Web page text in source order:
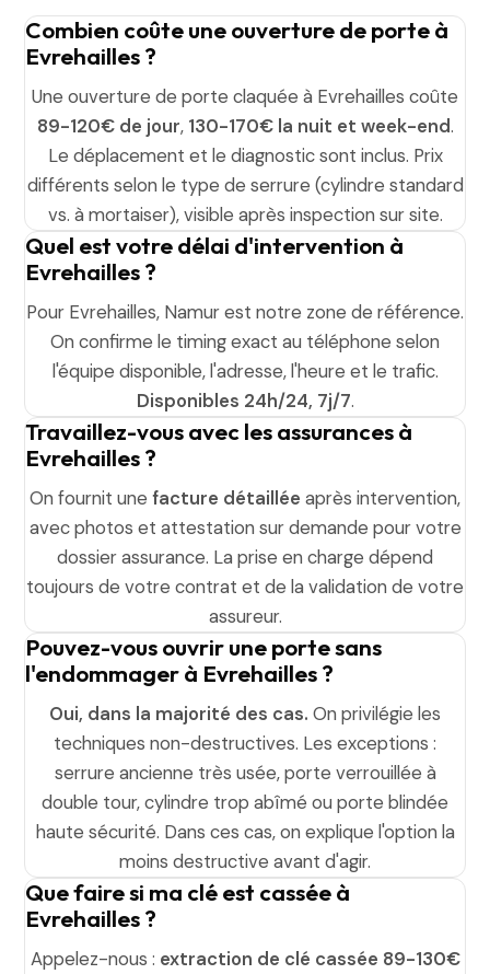
Combien coûte une ouverture de porte à
Evrehailles ?
Une ouverture de porte claquée à Evrehailles coûte
89-120€ de jour, 130-170€ la nuit et week-end.
Le déplacement et le diagnostic sont inclus. Prix
différents selon le type de serrure (cylindre standard
vs. à mortaiser), visible après inspection sur site.
Quel est votre délai d'intervention à
Evrehailles ?
Pour Evrehailles, Namur est notre zone de référence.
On confirme le timing exact au téléphone selon
l'équipe disponible, l'adresse, l'heure et le trafic.
Disponibles 24h/24, 7j/7.
Travaillez-vous avec les assurances à
Evrehailles ?
On fournit une facture détaillée après intervention,
avec photos et attestation sur demande pour votre
dossier assurance. La prise en charge dépend
toujours de votre contrat et de la validation de votre
assureur.
Pouvez-vous ouvrir une porte sans
l'endommager à Evrehailles ?
Oui, dans la majorité des cas. On privilégie les
techniques non-destructives. Les exceptions :
serrure ancienne très usée, porte verrouillée à
double tour, cylindre trop abîmé ou porte blindée
haute sécurité. Dans ces cas, on explique l'option la
moins destructive avant d'agir.
Que faire si ma clé est cassée à
Evrehailles ?
Appelez-nous : extraction de clé cassée 89-130€